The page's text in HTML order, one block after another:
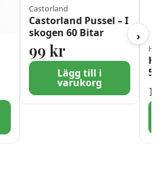
Castorland
Castorland Pussel – I
skogen 60 Bitar
99 kr
Lägg till i
varukorg
›